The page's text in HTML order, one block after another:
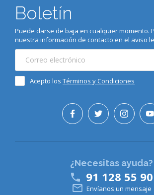
Boletín
Puede darse de baja en cualquier momento.
nuestra información de contacto en el aviso
Acepto los Términos y Condiciones
¿Necesitas ayuda?
 91 128 55 90
 Envíanos un mensaje